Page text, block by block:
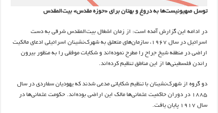
توسل صهیونیست‌ها به دروغ و بهتان برای «حوزه مقدس» بیت‌المقدس
در ادامه این گزارش آمده است: از زمان اشغال بیت‌المقدس شرقی به دست
اسرائیل در سال ۱۹۶۷، سازمان‌های متعلق به شهرک‌نشینان اسرائیلی ادعای مالکیت
اراضی در منطقه شیخ جراح را مطرح نموده‌اند و شکایات موفقی را به منظور بیرون
راندن فلسطینی‌ها از این مناطق تنظیم کرده‌اند.
دو گروه از شهرک‌نشینان با تنظیم شکایاتی مدعی شدند که یهودیان سفاردی در سال
۱۸۸۵ در دوران حاکمیت عثمانی‌ها مالک این اراضی بوده‌اند. حکومت عثمانی‌ها در
سال ۱۹۱۷ پایان یافت.